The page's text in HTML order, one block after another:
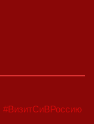
#ВизитСиВРоссию